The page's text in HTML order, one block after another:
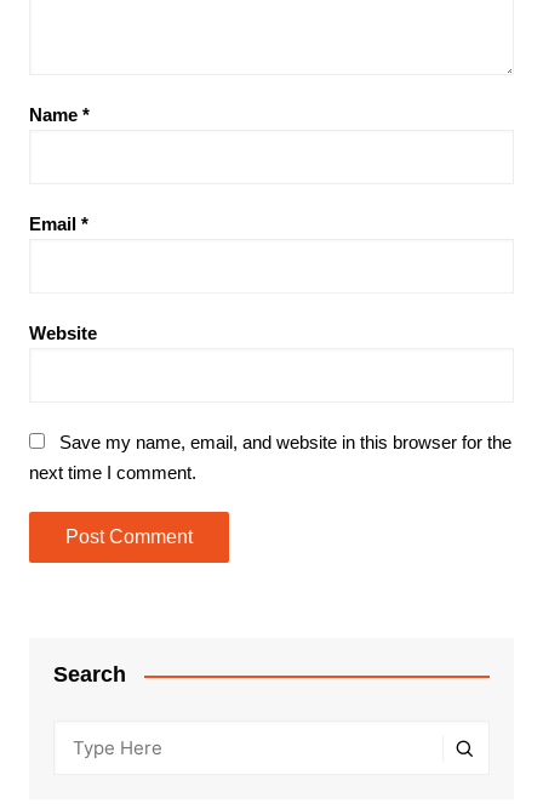
Name *
Email *
Website
Save my name, email, and website in this browser for the
next time I comment.
Search